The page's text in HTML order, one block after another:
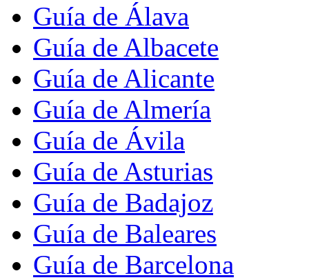
Guía de Álava
Guía de Albacete
Guía de Alicante
Guía de Almería
Guía de Ávila
Guía de Asturias
Guía de Badajoz
Guía de Baleares
Guía de Barcelona